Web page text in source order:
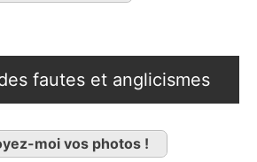
fautes et anglicismes
moi vos photos !